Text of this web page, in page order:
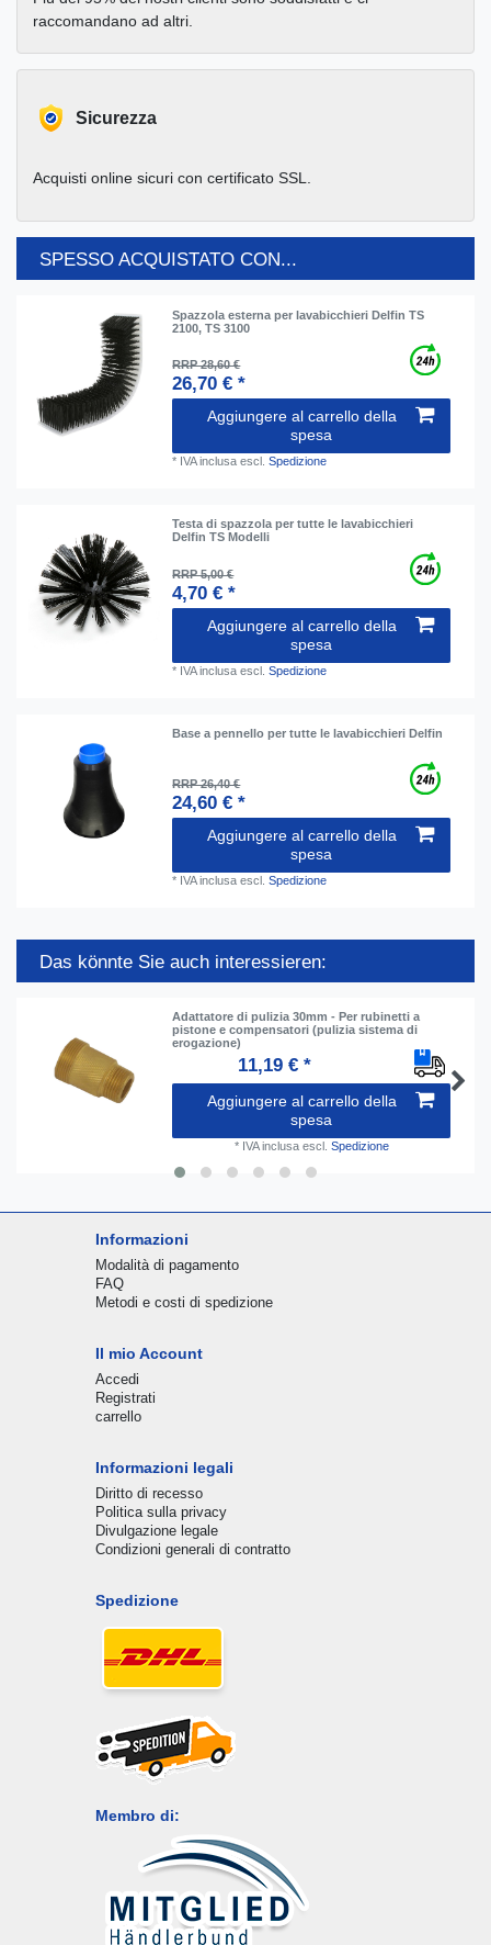
raccomandano ad altri.
Sicurezza
Acquisti online sicuri con certificato SSL.
SPESSO ACQUISTATO CON...
Spazzola esterna per lavabicchieri Delfin TS
2100, TS 3100
RRP 28,60 €
26,70 € *
Aggiungere al carrello della
spesa
* IVA inclusa escl.Spedizione
Testa di spazzola per tutte le lavabicchieri
Delfin TS Modelli
RRP 5,00 €
4,70 € *
Aggiungere al carrello della
spesa
* IVA inclusa escl.Spedizione
Base a pennello per tutte le lavabicchieri Delfin
RRP 26,40 €
24,60 € *
Aggiungere al carrello della
spesa
* IVA inclusa escl.Spedizione
Das könnte Sie auch interessieren:
Adattatore di pulizia 30mm - Per rubinetti a
pistone e compensatori (pulizia sistema di
erogazione)
11,19 € *
Aggiungere al carrello della
spesa
* IVA inclusaescl. Spedizione
Informazioni
Modalità di pagamento
FAQ
Metodi e costi di spedizione
Il mio Account
Accedi
Registrati
carrello
Informazioni legali
Diritto di recesso
Politica sulla privacy
Divulgazione legale
Condizioni generali di contratto
Spedizione
Membro di: